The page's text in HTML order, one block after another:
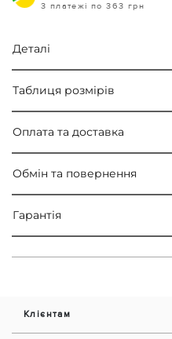
3 платежі по 363 грн
Деталі
Таблиця розмірів
Оплата та доставка
Обмін та повернення
Гарантія
Клієнтам